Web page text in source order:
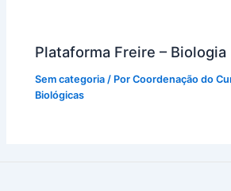
Plataforma Freire – Biologia
Sem categoria / PorCoordenação do
Biológicas